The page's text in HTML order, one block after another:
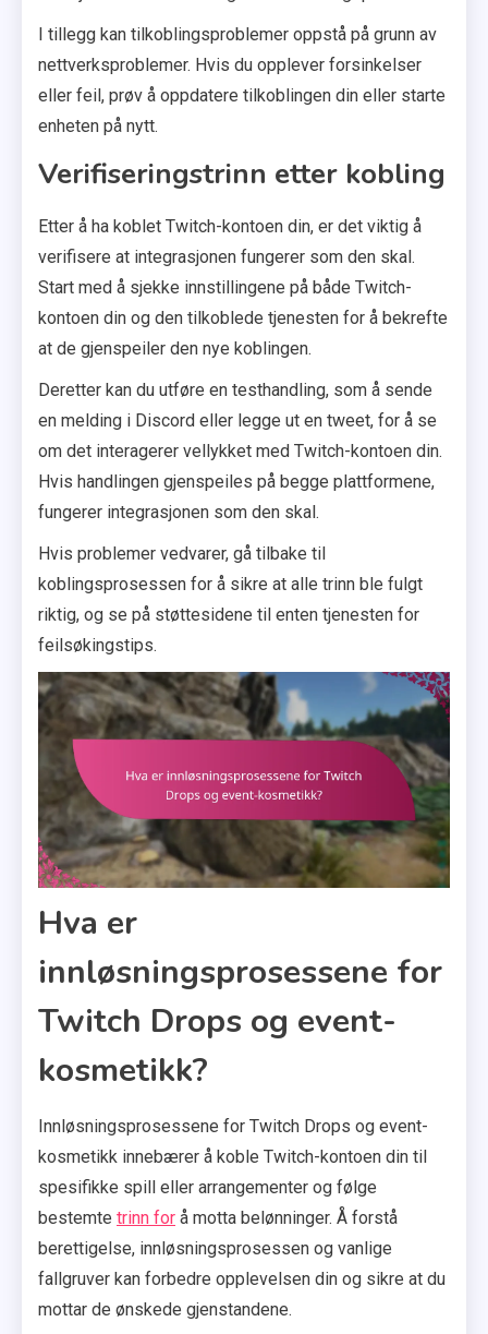
I tillegg kan tilkoblingsproblemer oppstå på grunn av
nettverksproblemer. Hvis du opplever forsinkelser
eller feil, prøv å oppdatere tilkoblingen din eller starte
enheten på nytt.
Verifiseringstrinn etter kobling
Etter å ha koblet Twitch-kontoen din, er det viktig å
verifisere at integrasjonen fungerer som den skal.
Start med å sjekke innstillingene på både Twitch-
kontoen din og den tilkoblede tjenesten for å bekrefte
at de gjenspeiler den nye koblingen.
Deretter kan du utføre en testhandling, som å sende
en melding i Discord eller legge ut en tweet, for å se
om det interagerer vellykket med Twitch-kontoen din.
Hvis handlingen gjenspeiles på begge plattformene,
fungerer integrasjonen som den skal.
Hvis problemer vedvarer, gå tilbake til
koblingsprosessen for å sikre at alle trinn ble fulgt
riktig, og se på støttesidene til enten tjenesten for
feilsøkingstips.
Hva er
innløsningsprosessene for
Twitch Drops og event-
kosmetikk?
Innløsningsprosessene for Twitch Drops og event-
kosmetikk innebærer å koble Twitch-kontoen din til
spesifikke spill eller arrangementer og følge
bestemte trinn for å motta belønninger. Å forstå
berettigelse, innløsningsprosessen og vanlige
fallgruver kan forbedre opplevelsen din og sikre at du
mottar de ønskede gjenstandene.